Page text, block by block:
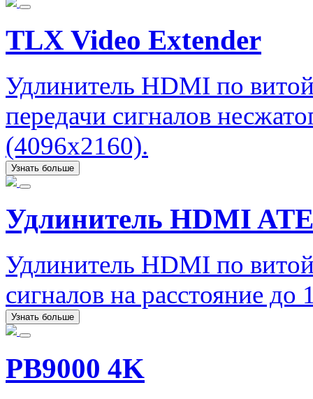
TLX Video Extender
Удлинитель HDMI по
передачи сигналов
(4096x2160).
Узнать больше
Удлинитель HDMI
Удлинитель HDMI по
сигналов на расстояние
Узнать больше
PB9000 4K